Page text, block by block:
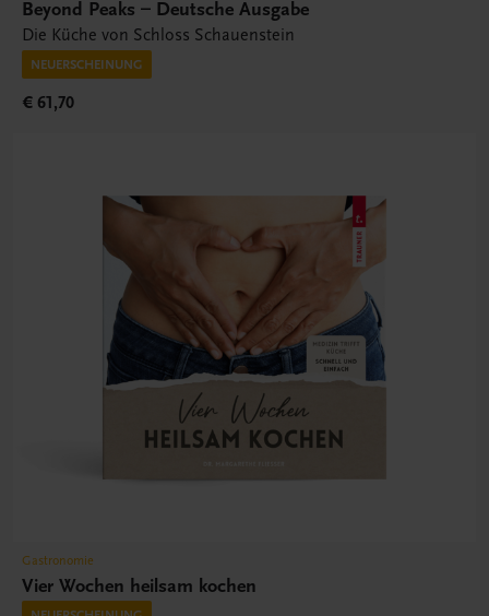
Beyond Peaks – Deutsche Ausgabe
Die Küche von Schloss Schauenstein
NEUERSCHEINUNG
€ 61,70
Gastronomie
Vier Wochen heilsam kochen